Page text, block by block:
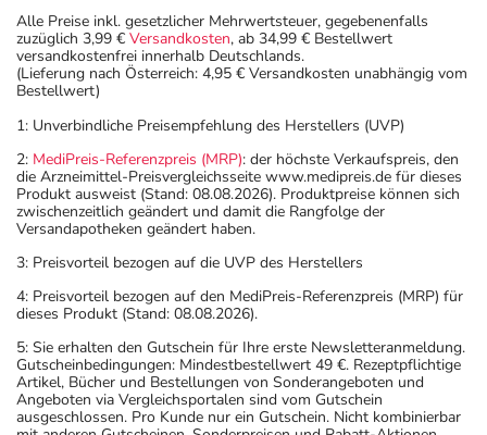
Alle Preise inkl. gesetzlicher Mehrwertsteuer, gegebenenfalls
zuzüglich 3,99 € Versandkosten, ab 34,99 € Bestellwert
versandkostenfrei innerhalb Deutschlands.
(Lieferung nach Österreich: 4,95 € Versandkosten unabhängig vom
Bestellwert)
1: Unverbindliche Preisempfehlung des Herstellers (UVP)
2: MediPreis-Referenzpreis (MRP): der höchste Verkaufspreis, den
die Arzneimittel-Preisvergleichsseite www.medipreis.de für dieses
Produkt ausweist (Stand: 08.08.2026). Produktpreise können sich
zwischenzeitlich geändert und damit die Rangfolge der
Versandapotheken geändert haben.
3: Preisvorteil bezogen auf die UVP des Herstellers
4: Preisvorteil bezogen auf den MediPreis-Referenzpreis (MRP) für
dieses Produkt (Stand: 08.08.2026).
5: Sie erhalten den Gutschein für Ihre erste Newsletteranmeldung.
Gutscheinbedingungen: Mindestbestellwert 49 €. Rezeptpflichtige
Artikel, Bücher und Bestellungen von Sonderangeboten und
Angeboten via Vergleichsportalen sind vom Gutschein
ausgeschlossen. Pro Kunde nur ein Gutschein. Nicht kombinierbar